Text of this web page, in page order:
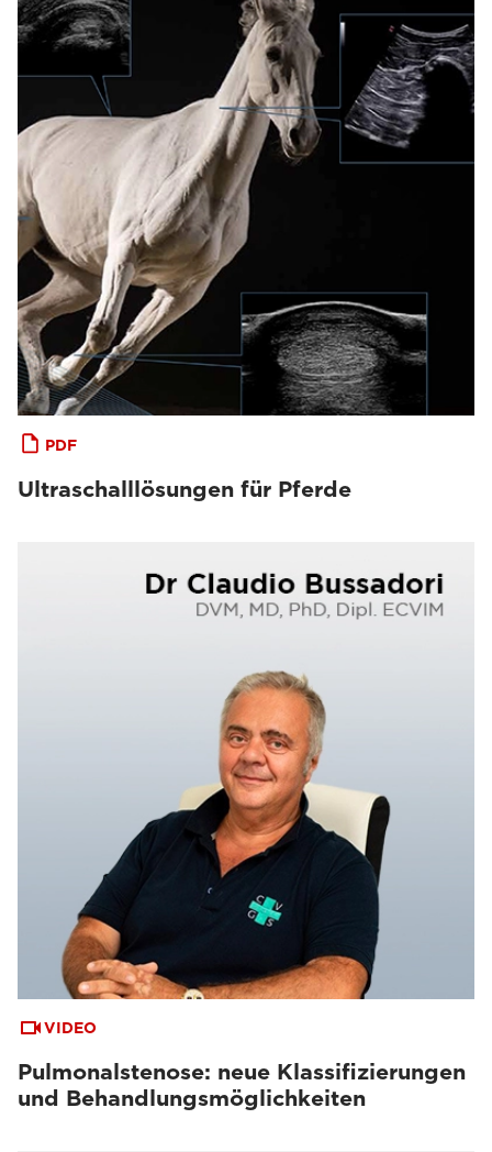
PDF
Ultraschalllösungen für Pferde
VIDEO
Pulmonalstenose: neue Klassifizierungen
und Behandlungsmöglichkeiten